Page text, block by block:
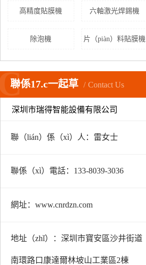
高精度貼膜機 六軸激光焊錫機
除泡機 片（piàn）料貼膜機
聯係17.c一起草 Contact Us
深圳市瑞得智能設備有限公司
聯（lián）係（xì）人：雷女士
聯係（xì）電話：133-8039-3036
網址：www.cnrdzn.com
地址（zhǐ）：深圳市寶安區沙井街道
南環路口康達爾林坡山工業區2棟